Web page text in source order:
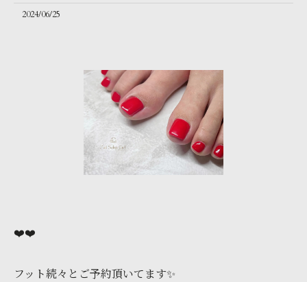
2024/06/25
❤️❤️
フット続々とご予約頂いてます✨